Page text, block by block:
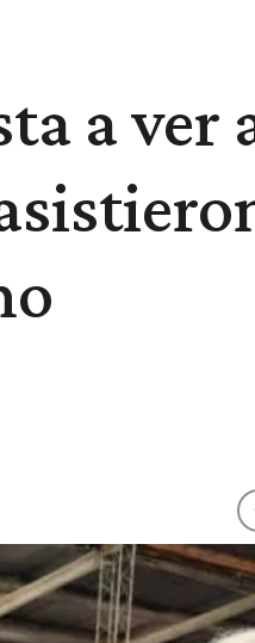
a ver